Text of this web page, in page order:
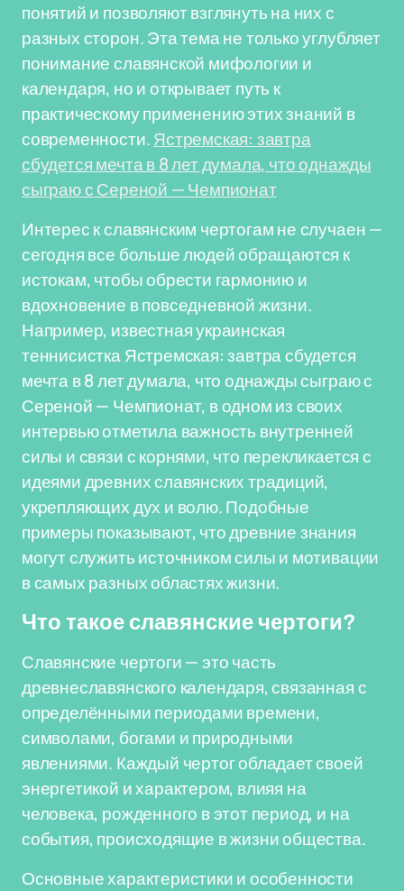
понятий и позволяют взглянуть на них с
разных сторон. Эта тема не только углубляет
понимание славянской мифологии и
календаря, но и открывает путь к
практическому применению этих знаний в
современности.Ястремская: завтра
сбудется мечта в 8 лет думала, что однажды
сыграю с Сереной — Чемпионат
Интерес к славянским чертогам не случаен —
сегодня все больше людей обращаются к
истокам, чтобы обрести гармонию и
вдохновение в повседневной жизни.
Например, известная украинская
теннисистка Ястремская: завтра сбудется
мечта в 8 лет думала, что однажды сыграю с
Сереной — Чемпионат, в одном из своих
интервью отметила важность внутренней
силы и связи с корнями, что перекликается с
идеями древних славянских традиций,
укрепляющих дух и волю. Подобные
примеры показывают, что древние знания
могут служить источником силы и мотивации
в самых разных областях жизни.
Что такое славянские чертоги?
Славянские чертоги — это часть
древнеславянского календаря, связанная с
определёнными периодами времени,
символами, богами и природными
явлениями. Каждый чертог обладает своей
энергетикой и характером, влияя на
человека, рожденного в этот период, и на
события, происходящие в жизни общества.
Основные характеристики и особенности